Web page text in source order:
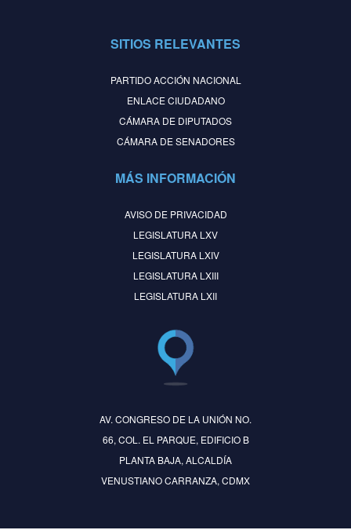
SITIOS RELEVANTES
PARTIDO ACCIÓN NACIONAL
ENLACE CIUDADANO
CÁMARA DE DIPUTADOS
CÁMARA DE SENADORES
MÁS INFORMACIÓN
AVISO DE PRIVACIDAD
LEGISLATURA LXV
LEGISLATURA LXIV
LEGISLATURA LXIII
LEGISLATURA LXII
AV. CONGRESO DE LA UNIÓN NO.
66, COL. EL PARQUE, EDIFICIO B
PLANTA BAJA, ALCALDÍA
VENUSTIANO CARRANZA, CDMX